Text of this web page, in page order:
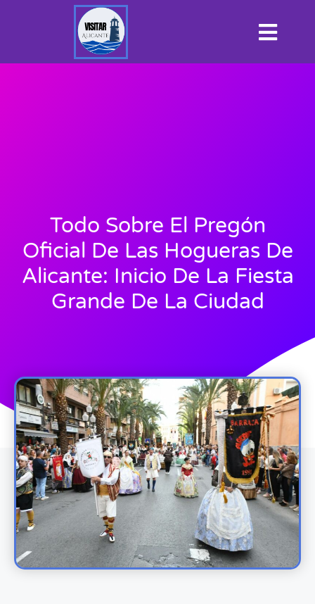
Todo Sobre El Pregón
Oficial De Las Hogueras De
Alicante: Inicio De La Fiesta
Grande De La Ciudad